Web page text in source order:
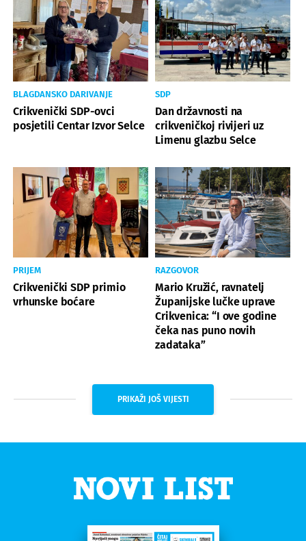
BLAGDANSKO DARIVANJE
Crikvenički SDP-ovci
posjetili Centar Izvor Selce
SDP
Dan državnosti na
crikveničkoj rivijeri uz
Limenu glazbu Selce
PRIJEM
Crikvenički SDP primio
vrhunske boćare
RAZGOVOR
Mario Kružić, ravnatelj
Županijske lučke uprave
Crikvenica: “I ove godine
čeka nas puno novih
zadataka”
PRIKAŽI JOŠ VIJESTI